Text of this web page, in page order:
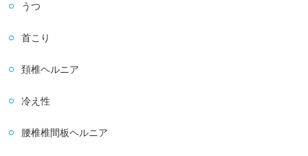
うつ
首こり
頚椎ヘルニア
冷え性
腰椎椎間板ヘルニア